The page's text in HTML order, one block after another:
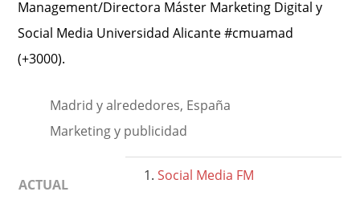
Management/Directora Máster Marketing Digital y
Social Media Universidad Alicante #cmuamad
(+3000).
Madrid y alrededores, España
Marketing y publicidad
ACTUAL
Social Media FM